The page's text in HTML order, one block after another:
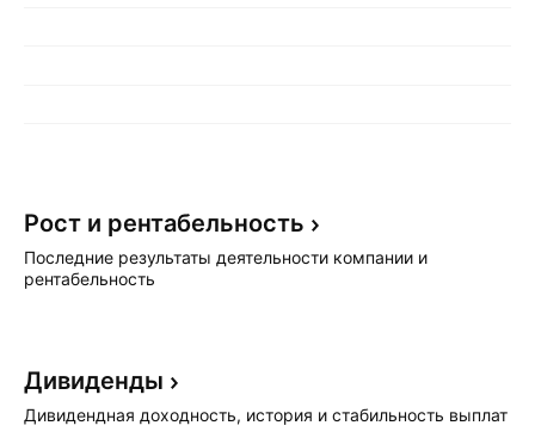
Рост и рентабельность
Последние результаты деятельности компании и
рентабельность
Дивиденды
Дивидендная доходность, история и стабильность выплат